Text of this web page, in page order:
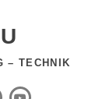
– TECHNIK